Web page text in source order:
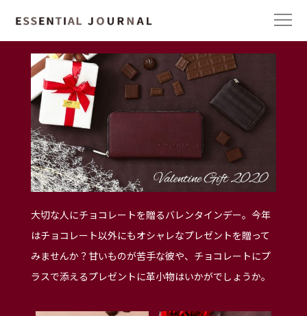
大切な人にチョコレートを贈るバレンタインデー。今年
はチョコレート以外にもオシャレなプレゼントを贈って
みませんか？甘いものが苦手な彼や、チョコレートにプ
ラスで添えるプレゼントに革小物はいかがでしょうか。